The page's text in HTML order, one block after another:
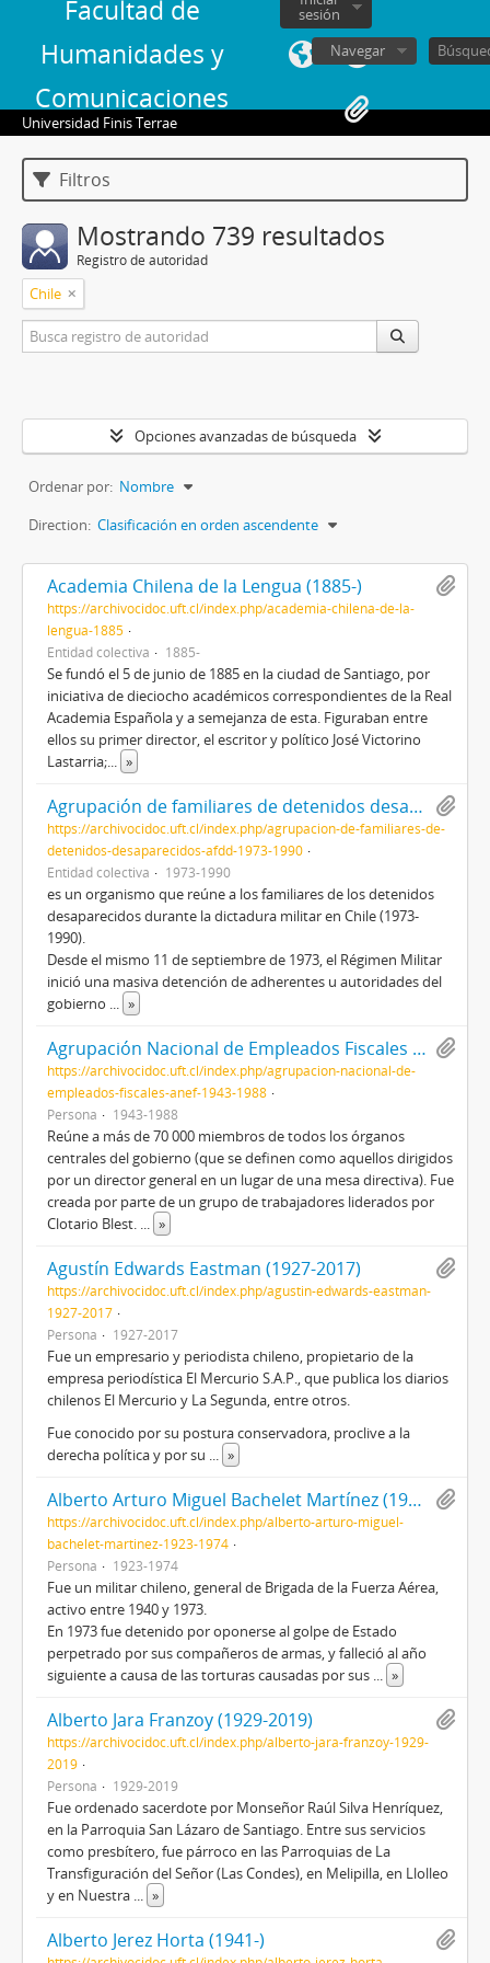
Facultad de
Humanidades y
Comunicaciones
sesión
Navegar
Universidad Finis Terrae
Filtros
Mostrando 739 resultados
Registro de autoridad
Chile
Opciones avanzadas de búsqueda
Ordenar por: Nombre
Direction: Clasificación en orden ascendente
Academia Chilena de la Lengua (1885-)
https://archivocidoc.uft.cl/index.php/academia-chilena-de-la-
lengua-1885
Entidad colectiva
1885-
Se fundó el 5 de junio de 1885 en la ciudad de Santiago, por
iniciativa de dieciocho académicos correspondientes de la Real
Academia Española y a semejanza de esta. Figuraban entre
ellos su primer director, el escritor y político José Victorino
Lastarria;... »
Agrupación de familiares de detenidos desaparecidos (AFDD) (1973-1990)
https://archivocidoc.uft.cl/index.php/agrupacion-de-familiares-de-
detenidos-desaparecidos-afdd-1973-1990
Entidad colectiva
1973-1990
es un organismo que reúne a los familiares de los detenidos
desaparecidos durante la dictadura militar en Chile (1973-
1990).
Desde el mismo 11 de septiembre de 1973, el Régimen Militar
inició una masiva detención de adherentes u autoridades del
gobierno ... »
Agrupación Nacional de Empleados Fiscales (ANEF) (1943-1988)
https://archivocidoc.uft.cl/index.php/agrupacion-nacional-de-
empleados-fiscales-anef-1943-1988
Persona
1943-1988
Reúne a más de 70 000 miembros de todos los órganos
centrales del gobierno (que se definen como aquellos dirigidos
por un director general en un lugar de una mesa directiva). Fue
creada por parte de un grupo de trabajadores liderados por
Clotario Blest. ... »
Agustín Edwards Eastman (1927-2017)
https://archivocidoc.uft.cl/index.php/agustin-edwards-eastman-
1927-2017
Persona
1927-2017
Fue un empresario y periodista chileno, propietario de la
empresa periodística El Mercurio S.A.P., que publica los diarios
chilenos El Mercurio y La Segunda, entre otros.
Fue conocido por su postura conservadora, proclive a la
derecha política y por su ... »
Alberto Arturo Miguel Bachelet Martínez (1923-1974)
https://archivocidoc.uft.cl/index.php/alberto-arturo-miguel-
bachelet-martinez-1923-1974
Persona
1923-1974
Fue un militar chileno, general de Brigada de la Fuerza Aérea,
activo entre 1940 y 1973.
En 1973 fue detenido por oponerse al golpe de Estado
perpetrado por sus compañeros de armas, y falleció al año
siguiente a causa de las torturas causadas por sus ... »
Alberto Jara Franzoy (1929-2019)
https://archivocidoc.uft.cl/index.php/alberto-jara-franzoy-1929-
2019
Persona
1929-2019
Fue ordenado sacerdote por Monseñor Raúl Silva Henríquez,
en la Parroquia San Lázaro de Santiago. Entre sus servicios
como presbítero, fue párroco en las Parroquias de La
Transfiguración del Señor (Las Condes), en Melipilla, en Llolleo
y en Nuestra ... »
Alberto Jerez Horta (1941-)